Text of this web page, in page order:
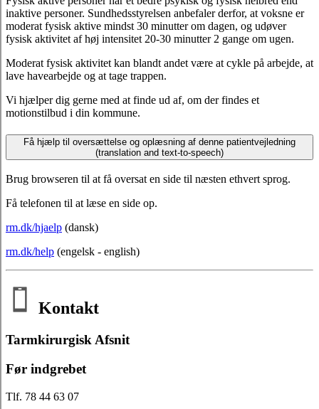
inaktive personer. Sundhedsstyrelsen anbefaler derfor, at voksne er
moderat fysisk aktive mindst 30 minutter om dagen, og udøver
fysisk aktivitet af høj intensitet 20-30 minutter 2 gange om ugen.
Moderat fysisk aktivitet kan blandt andet være at cykle på arbejde, at
lave havearbejde og at tage trappen.
Vi hjælper dig gerne med at finde ud af, om der findes et
motionstilbud i din kommune.
Få hjælp til oversættelse og oplæsning af denne patientvejledning
(translation and text-to-speech)
Brug browseren til at få oversat en side til næsten ethvert sprog.
Få telefonen til at læse en side op.
rm.dk/hjaelp (dansk)
rm.dk/help (engelsk - english)
Kontakt
Tarmkirurgisk Afsnit
Før indgrebet
Tlf. 78 44 63 07